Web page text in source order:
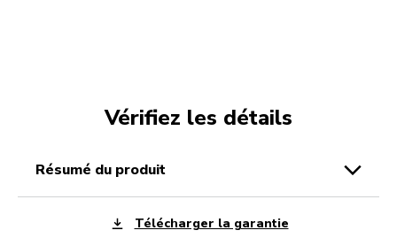
Vérifiez les détails
résumé du produit
Télécharger la garantie